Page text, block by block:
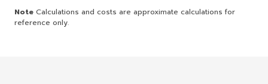
Note Calculations and costs are approximate calculations for
reference only.